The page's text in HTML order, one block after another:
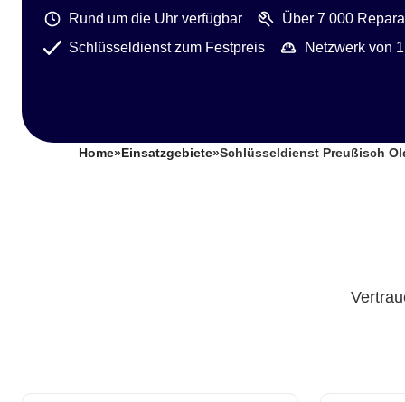
Rund um die Uhr verfügbar
Über 7 000
Schlüsseldienst zum Festpreis
Netzwerk von
Home» Einsatzgebiete»Schlüsseldienst Preußisch